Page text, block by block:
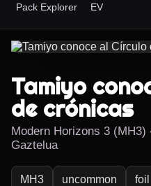
Pack Explorer EV
Tamiyo
de crónicas
Modern Horizons 3
Gaztelua
MH3 uncommon foil